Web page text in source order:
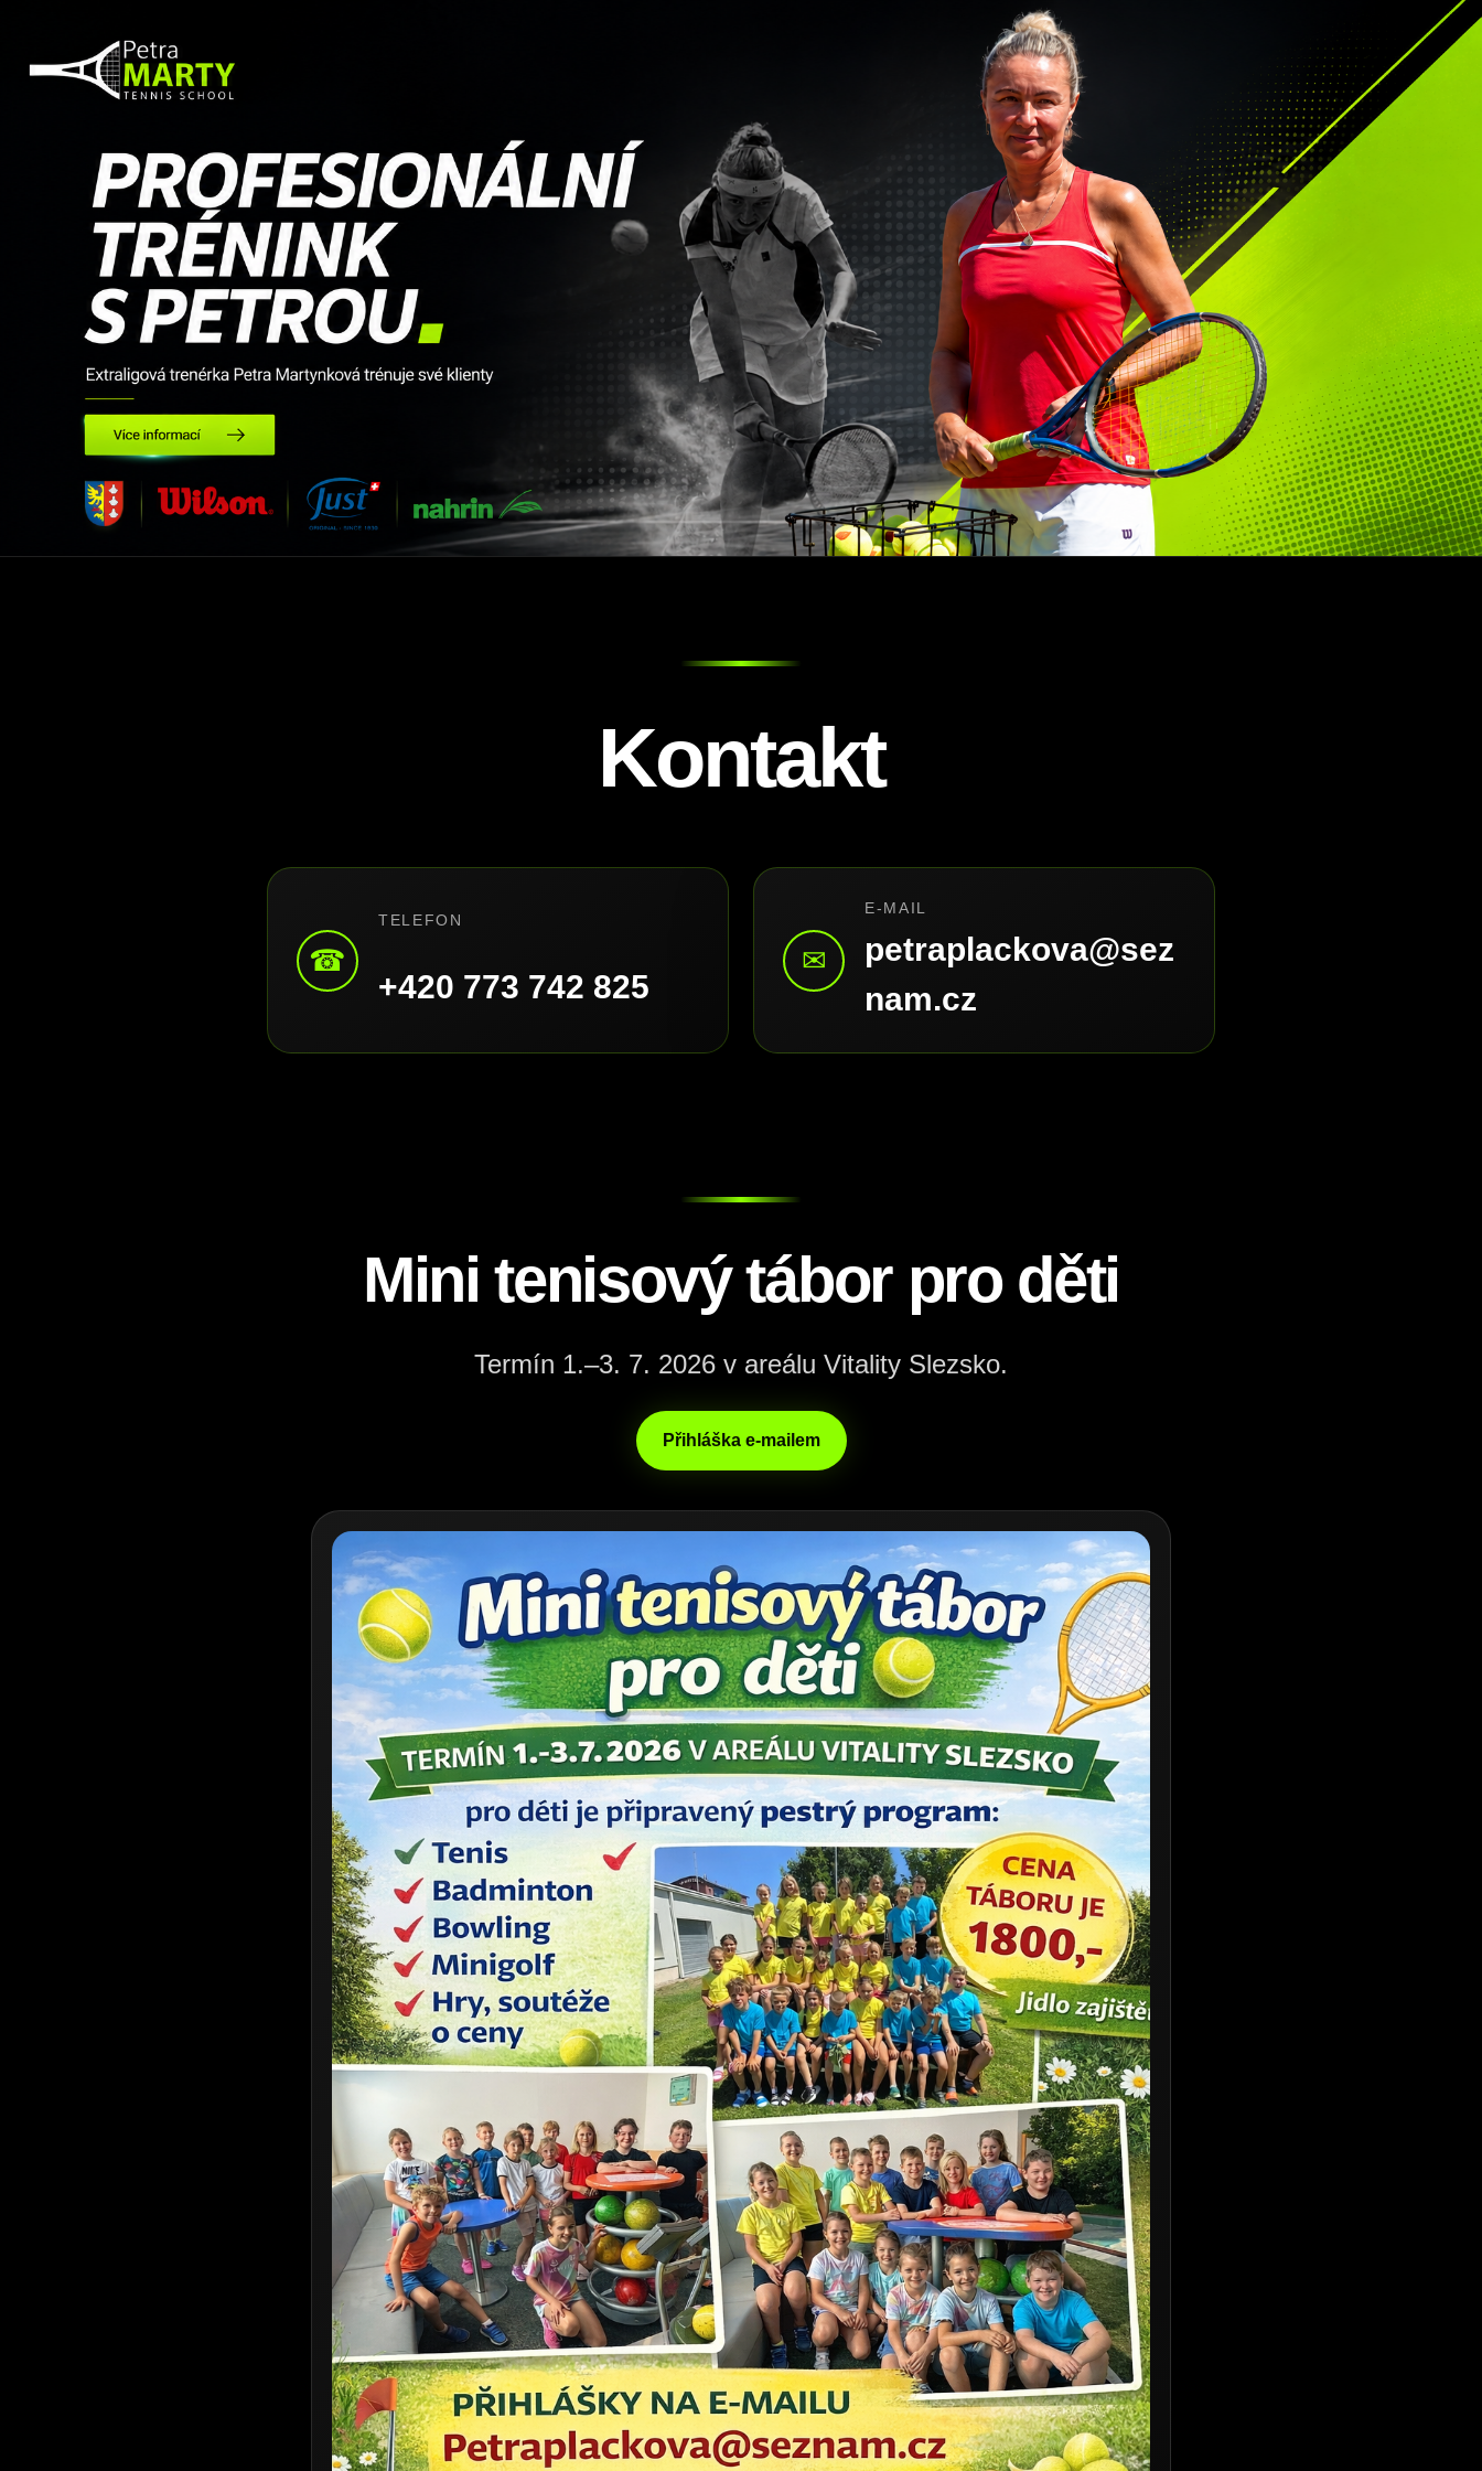
Kontakt
☎
TELEFON
+420 773 742 825
✉
E-MAIL
petraplackova@sez
nam.cz
Mini tenisový tábor pro děti
Termín 1.–3. 7. 2026 v areálu Vitality Slezsko.
Přihláška e-mailem